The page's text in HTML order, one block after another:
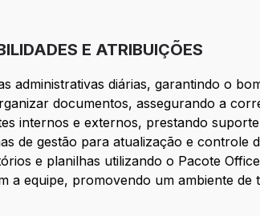
E ATRIBUIÇÕES
administrativas diárias, garantindo o
documentos, assegurando a
internos e externos, prestando
de gestão para atualização e controle
e planilhas utilizando o Pacote
a equipe, promovendo um ambiente